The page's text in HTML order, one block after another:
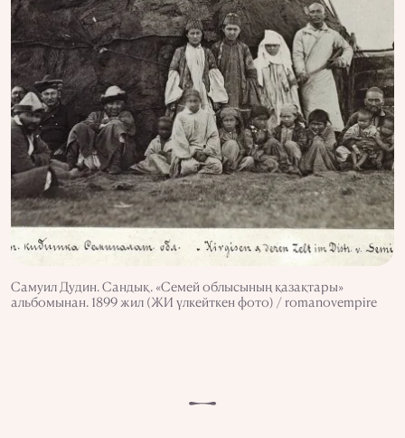
Самуил Дудин. Сандық. «Семей облысының қазақтары»
альбомынан. 1899 жил (ЖИ үлкейткен фото) / romanovempire